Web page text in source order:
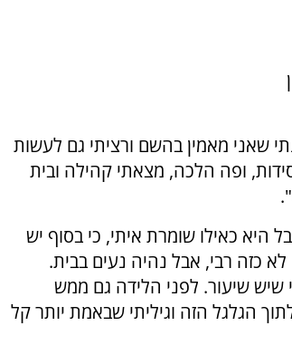
שאני מאמין בהשם ורציתי גם לעשות
ופה הלכה, מצאתי קהילה ובית
כאילו שומרת איתי, כי בסוף יש
כזה רבי, אבל נהיה נעים בבית.
שיעור. לפני הלידה גם ממש
הגלגל הזה וגיליתי שבאמת יותר קל